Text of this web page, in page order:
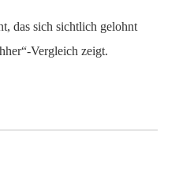
das sich sichtlich gelohnt
Vergleich zeigt.